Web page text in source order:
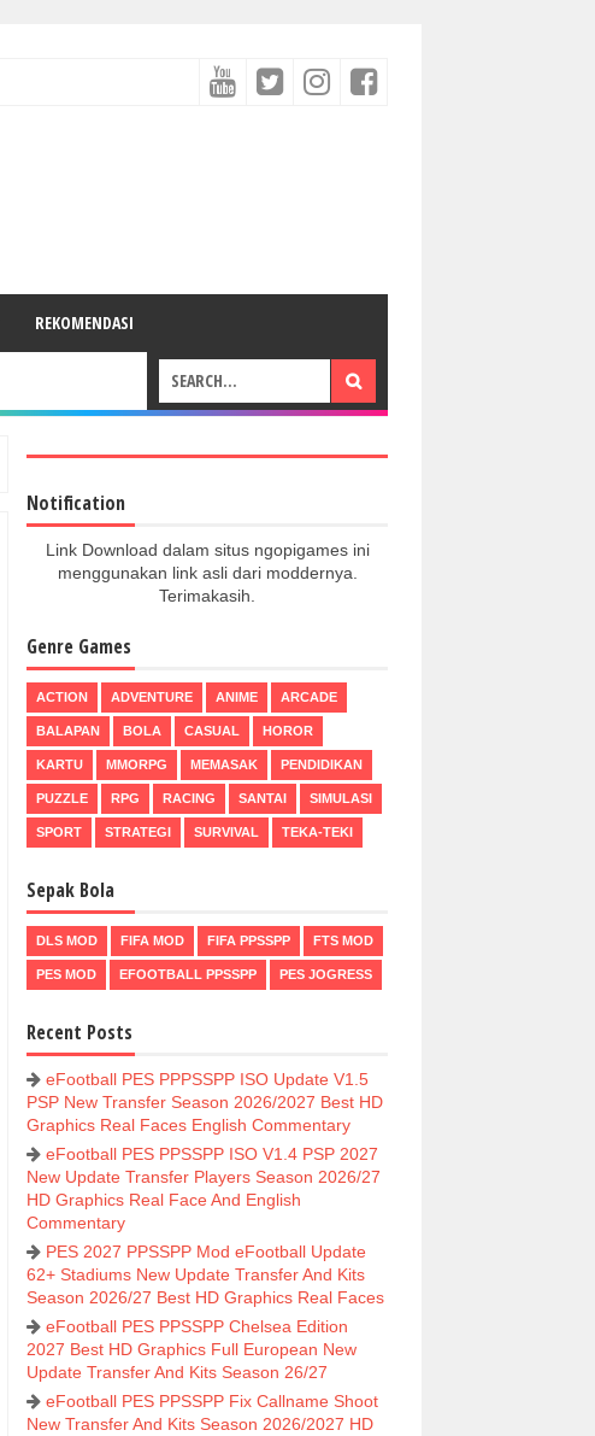
REKOMENDASI
Notification
Link Download dalam situs ngopigames ini
menggunakan link asli dari moddernya.
Terimakasih.
Genre Games
ACTION ADVENTURE ANIME ARCADE
BALAPAN BOLA CASUAL HOROR
KARTU MMORPG MEMASAK PENDIDIKAN
PUZZLE RPG RACING SANTAI SIMULASI
SPORT STRATEGI SURVIVAL TEKA-TEKI
Sepak Bola
DLS MOD FIFA MOD FIFA PPSSPP FTS MOD
PES MOD EFOOTBALL PPSSPP PES JOGRESS
Recent Posts
eFootball PES PPPSSPP ISO Update V1.5
PSP New Transfer Season 2026/2027 Best HD
Graphics Real Faces English Commentary
eFootball PES PPSSPP ISO V1.4 PSP 2027
New Update Transfer Players Season 2026/27
HD Graphics Real Face And English
Commentary
PES 2027 PPSSPP Mod eFootball Update
62+ Stadiums New Update Transfer And Kits
Season 2026/27 Best HD Graphics Real Faces
eFootball PES PPSSPP Chelsea Edition
2027 Best HD Graphics Full European New
Update Transfer And Kits Season 26/27
eFootball PES PPSSPP Fix Callname Shoot
New Transfer And Kits Season 2026/2027 HD